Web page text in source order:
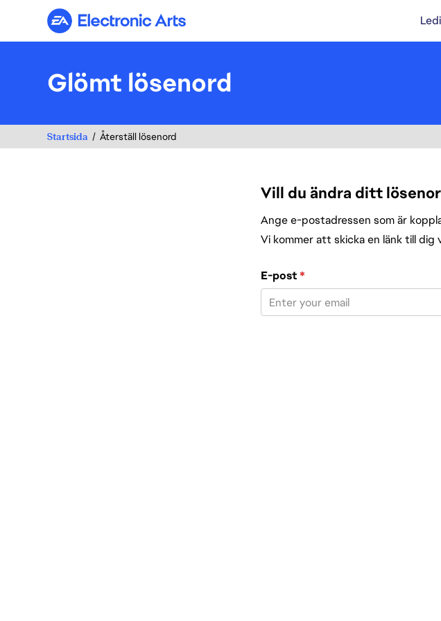
Electronic Arts
Glömt lösenord
Startsida Återställ lösenord
Vill du ändra ditt
Ange e-postadressen som är
Vi kommer att skicka en länk till
Återställ lösenord med din e-post
E-post*